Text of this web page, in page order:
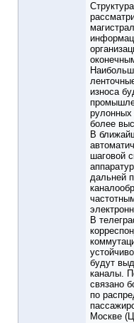
износа
рулонных
более
В
шаговой
дальней
В
будут
каналы.
связано
по
Москве